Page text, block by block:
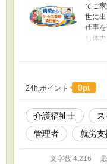
てご
世に
仕事
し体
に経
院に
こか
きま
ける
が、
とや
24h.ポイント 0pt
介護福祉士
管理者
就労支
文字数 4,216